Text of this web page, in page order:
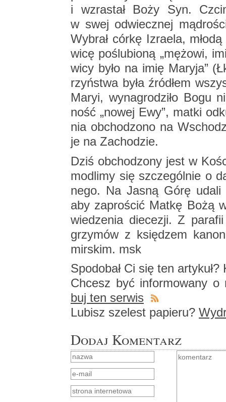
i wzra­stał Boży Syn.
w swej od­wiecz­nej
Wy­brał córkę Izra­ela,
wi­cę po­ślu­bio­ną „mę­żo­wi,
wi­cy było na imię Ma­ry­ja”
rzyń­stwa była źró­dłem
Maryi, wy­na­gro­dzi­ło Bogu
ność „nowej Ewy”, matki
nia ob­cho­dzo­no na
je na Za­cho­dzie.
Dziś ob­cho­dzo­ny jest w
mo­dli­my się szcze­gól­nie o
ne­go. Na Jasną Górę
aby za­pro­ścić Matkę Bożą
wie­dze­nia die­ce­zji. Z
grzy­mów z księ­dzem
mir­skim. msk
Spodo­bał Ci się ten
Chcesz być in­for­mo­wa­ny o
buj ten ser­wis
Lu­bisz sze­lest pa­pie­ru?
Dodaj Komentarz